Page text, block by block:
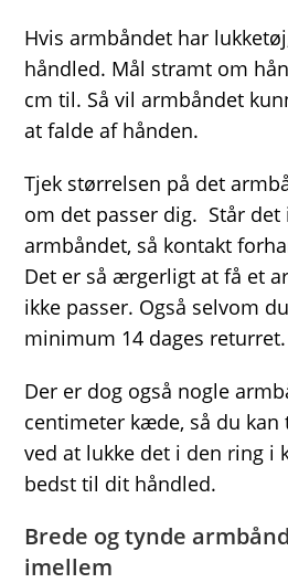
Hvis armbåndet har
håndled. Mål stramt om
cm til. Så vil armbåndet
at falde af hånden.
Tjek størrelsen på det
om det passer dig. Står det
armbåndet, så kontakt
Det er så ærgerligt at få et
ikke passer. Også selvom
minimum 14 dages returret.
Der er dog også nogle
centimeter kæde, så du
ved at lukke det i den ring i
bedst til dit håndled.
Brede og tynde
imellem